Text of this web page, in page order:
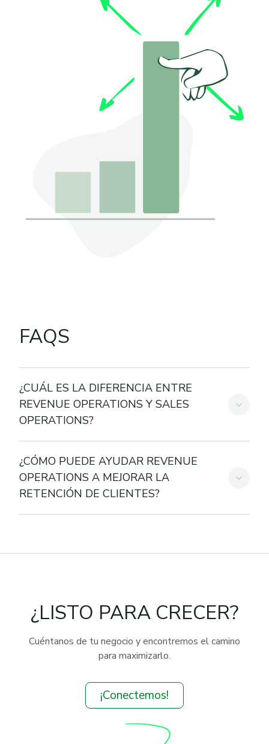
FAQS
¿CUÁL ES LA DIFERENCIA ENTRE
REVENUE OPERATIONS Y SALES
OPERATIONS?
¿CÓMO PUEDE AYUDAR REVENUE
OPERATIONS A MEJORAR LA
RETENCIÓN DE CLIENTES?
¿LISTO PARA CRECER?
Cuéntanos de tu negocio y encontremos el camino
para maximizarlo.
¡Conectemos!